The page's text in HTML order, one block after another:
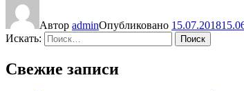
Автор adminОпубликовано 15.07.2018
Искать:
Поиск
Свежие записи